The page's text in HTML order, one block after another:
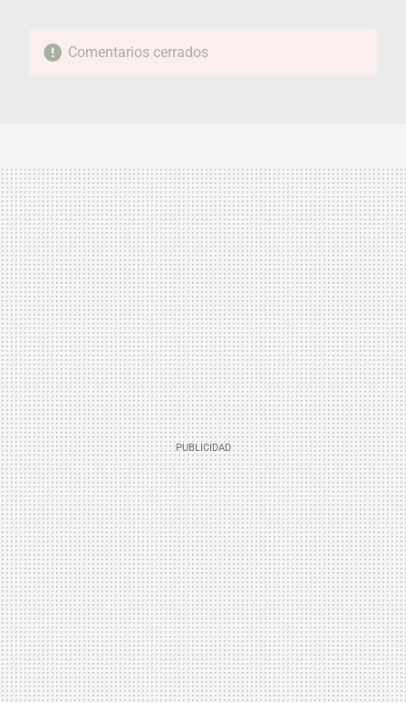
Comentarios cerrados